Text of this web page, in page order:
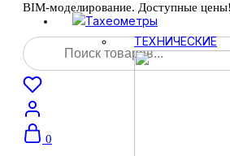
BIM-моделирование. Доступные цены!
Поиск
товаров
0
Тахеометры
ТЕХНИЧЕСКИЕ